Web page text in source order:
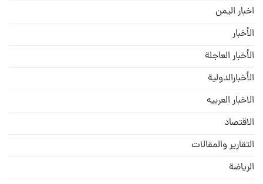
اخبار اليمن
الأخبار
الأخبار العاجلة
الأخبارالدولية
الاخبار العربيه
الاقتصاد
التقارير والمقالات
الریاضة